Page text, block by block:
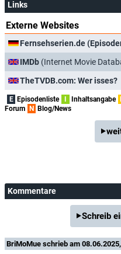
Links
Externe Websites
Fernsehserien.de
IMDb (Internet Movie
TheTVDB.com: Wer isses?
E Episodenliste Inhaltsangabe
Forum
N Blog/News
Kommentare
Schreib
BriMoMue schrieb am